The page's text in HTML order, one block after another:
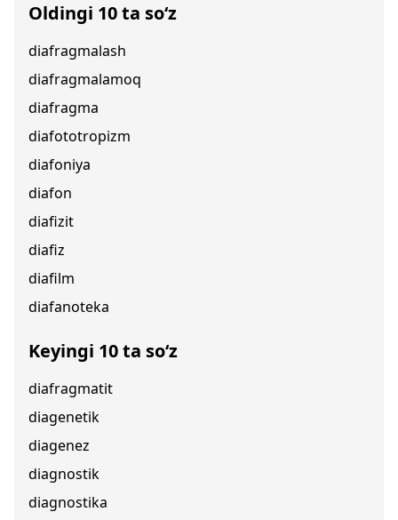
Oldingi 10 ta so‘z
diafragmalash
diafragmalamoq
diafragma
diafototropizm
diafoniya
diafon
diafizit
diafiz
diafilm
diafanoteka
Keyingi 10 ta so‘z
diafragmatit
diagenetik
diagenez
diagnostik
diagnostika